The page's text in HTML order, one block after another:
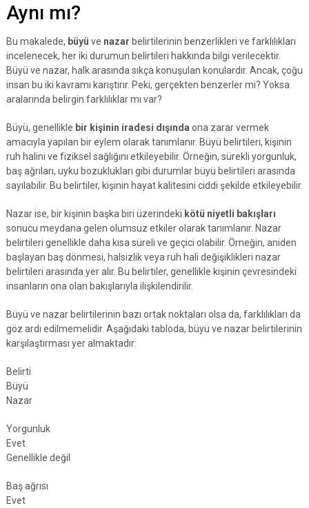
Aynı mı?
Bu makalede, büyü ve nazar belirtilerinin benzerlikleri ve farklılıkları
incelenecek, her iki durumun belirtileri hakkında bilgi verilecektir.
Büyü ve nazar, halk arasında sıkça konuşulan konulardır. Ancak, çoğu
insan bu iki kavramı karıştırır. Peki, gerçekten benzerler mi? Yoksa
aralarında belirgin farklılıklar mı var?
Büyü, genellikle bir kişinin iradesi dışında ona zarar vermek
amacıyla yapılan bir eylem olarak tanımlanır. Büyü belirtileri, kişinin
ruh halini ve fiziksel sağlığını etkileyebilir. Örneğin, sürekli yorgunluk,
baş ağrıları, uyku bozuklukları gibi durumlar büyü belirtileri arasında
sayılabilir. Bu belirtiler, kişinin hayat kalitesini ciddi şekilde etkileyebilir.
Nazar ise, bir kişinin başka biri üzerindeki kötü niyetli bakışları
sonucu meydana gelen olumsuz etkiler olarak tanımlanır. Nazar
belirtileri genellikle daha kısa süreli ve geçici olabilir. Örneğin, aniden
başlayan baş dönmesi, halsizlik veya ruh hali değişiklikleri nazar
belirtileri arasında yer alır. Bu belirtiler, genellikle kişinin çevresindeki
insanların ona olan bakışlarıyla ilişkilendirilir.
Büyü ve nazar belirtilerinin bazı ortak noktaları olsa da, farklılıkları da
göz ardı edilmemelidir. Aşağıdaki tabloda, büyü ve nazar belirtilerinin
karşılaştırması yer almaktadır:
Belirti
Büyü
Nazar
Yorgunluk
Evet
Genellikle değil
Baş ağrısı
Evet